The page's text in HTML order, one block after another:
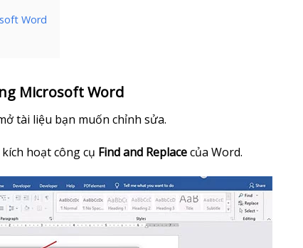
Word
Microsoft Word
tài liệu bạn muốn chỉnh sửa.
hoạt công cụ Find and Replacecủa Word.